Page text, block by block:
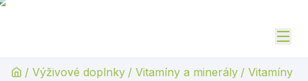
/ Výživové doplnky / Vitamíny a minerály / Vitamíny